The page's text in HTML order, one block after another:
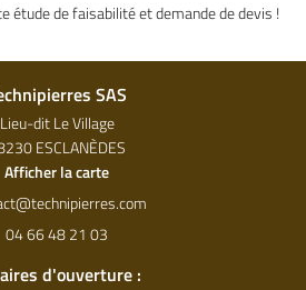
étude de faisabilité et demande de devis !
SAS
Lieu-dit Le Village
ESCLANÈDES
Afficher la carte
04 66 48 21 03
d'ouverture :